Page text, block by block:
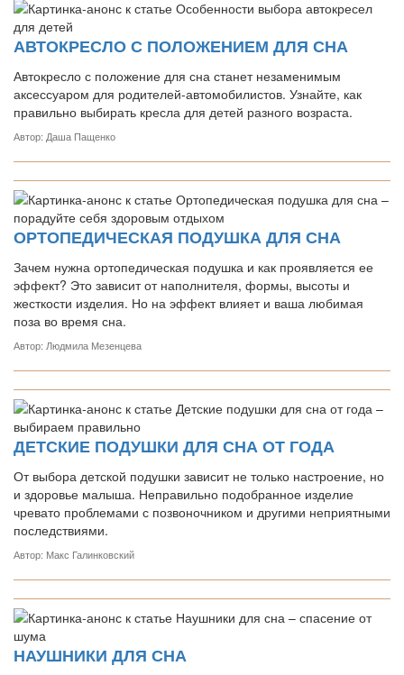
АВТОКРЕСЛО С ПОЛОЖЕНИЕМ ДЛЯ СНА
Автокресло с положение для сна станет незаменимым
аксессуаром для родителей-автомобилистов. Узнайте, как
правильно выбирать кресла для детей разного возраста.
Автор: Даша Пащенко
ОРТОПЕДИЧЕСКАЯ ПОДУШКА ДЛЯ СНА
Зачем нужна ортопедическая подушка и как проявляется ее
эффект? Это зависит от наполнителя, формы, высоты и
жесткости изделия. Но на эффект влияет и ваша любимая
поза во время сна.
Автор: Людмила Мезенцева
ДЕТСКИЕ ПОДУШКИ ДЛЯ СНА ОТ ГОДА
От выбора детской подушки зависит не только настроение, но
и здоровье малыша. Неправильно подобранное изделие
чревато проблемами с позвоночником и другими неприятными
последствиями.
Автор: Макс Галинковский
НАУШНИКИ ДЛЯ СНА